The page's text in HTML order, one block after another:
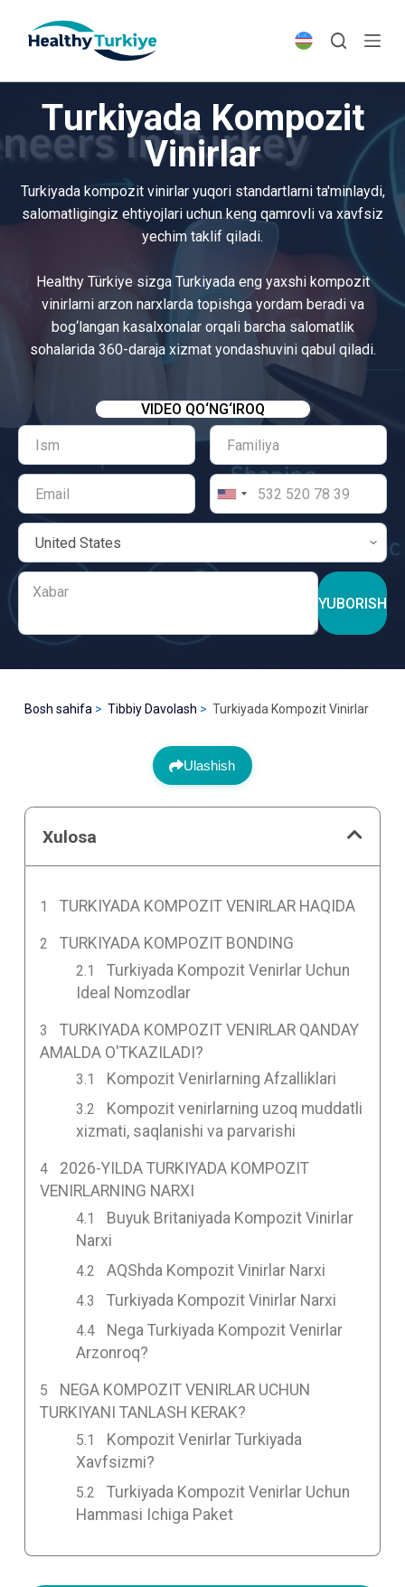
p
o
c
n
t
Turkiyada Kompozit
Vinirlar
Turkiyada kompozit vinirlar yuqori standartlarni ta'minlaydi,
salomatligingiz ehtiyojlari uchun keng qamrovli va xavfsiz
yechim taklif qiladi.
Healthy Türkiye sizga Turkiyada eng yaxshi kompozit
vinirlarni arzon narxlarda topishga yordam beradi va
bog‘langan kasalxonalar orqali barcha salomatlik
sohalarida 360-daraja xizmat yondashuvini qabul qiladi.
VIDEO QO‘NG‘IROQ
YUBORISH
Bosh sahifa Tibbiy Davolash Turkiyada Kompozit Vinirlar
Ulashish
Xulosa
TURKIYADA KOMPOZIT VENIRLAR HAQIDA
TURKIYADA KOMPOZIT BONDING
Turkiyada Kompozit Venirlar Uchun
Ideal Nomzodlar
TURKIYADA KOMPOZIT VENIRLAR QANDAY
AMALDA O'TKAZILADI?
Kompozit Venirlarning Afzalliklari
Kompozit venirlarning uzoq muddatli
xizmati, saqlanishi va parvarishi
2026-YILDA TURKIYADA KOMPOZIT
VENIRLARNING NARXI
Buyuk Britaniyada Kompozit Vinirlar
Narxi
AQShda Kompozit Vinirlar Narxi
Turkiyada Kompozit Vinirlar Narxi
Nega Turkiyada Kompozit Venirlar
Arzonroq?
NEGA KOMPOZIT VENIRLAR UCHUN
TURKIYANI TANLASH KERAK?
Kompozit Venirlar Turkiyada
Xavfsizmi?
Turkiyada Kompozit Venirlar Uchun
Hammasi Ichiga Paket